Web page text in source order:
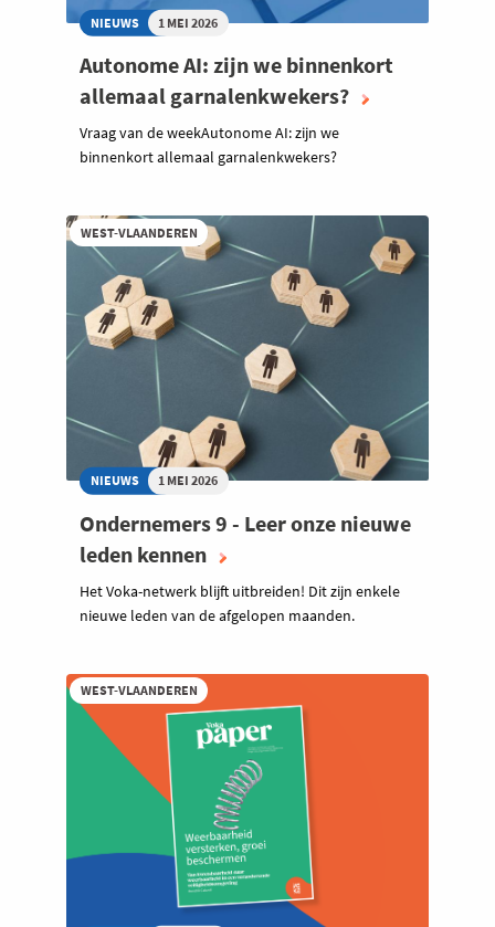
NIEUWS 1 MEI 2026
Autonome AI: zijn we binnenkort
allemaal garnalenkwekers?
Vraag van de weekAutonome AI: zijn we
binnenkort allemaal garnalenkwekers?
WEST-VLAANDEREN
NIEUWS 1 MEI 2026
Ondernemers 9 - Leer onze nieuwe
leden kennen
Het Voka-netwerk blijft uitbreiden! Dit zijn enkele
nieuwe leden van de afgelopen maanden.
WEST-VLAANDEREN